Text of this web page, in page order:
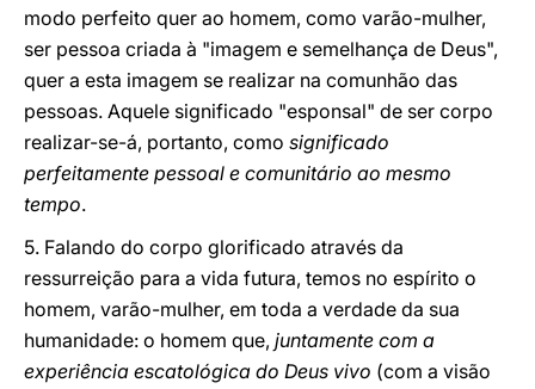
modo perfeito quer ao homem, como varão-mulher,
ser pessoa criada à "imagem e semelhança de Deus",
quer a esta imagem se realizar na comunhão das
pessoas. Aquele significado "esponsal" de ser corpo
realizar-se-á, portanto, como significado
perfeitamente pessoal e comunitário ao mesmo
tempo.
5. Falando do corpo glorificado através da
ressurreição para a vida futura, temos no espírito o
homem, varão-mulher, em toda a verdade da sua
humanidade: o homem que, juntamente com a
experiência escatológica do Deus vivo (com a visão